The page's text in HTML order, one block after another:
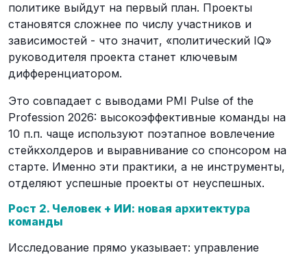
политике выйдут на первый план. Проекты
становятся сложнее по числу участников и
зависимостей - что значит, «политический IQ»
руководителя проекта станет ключевым
дифференциатором.
Это совпадает с выводами PMI Pulse of the
Profession 2026: высокоэффективные команды на
10 п.п. чаще используют поэтапное вовлечение
стейкхолдеров и выравнивание со спонсором на
старте. Именно эти практики, а не инструменты,
отделяют успешные проекты от неуспешных.
Рост 2. Человек + ИИ: новая архитектура
команды
Исследование прямо указывает: управление